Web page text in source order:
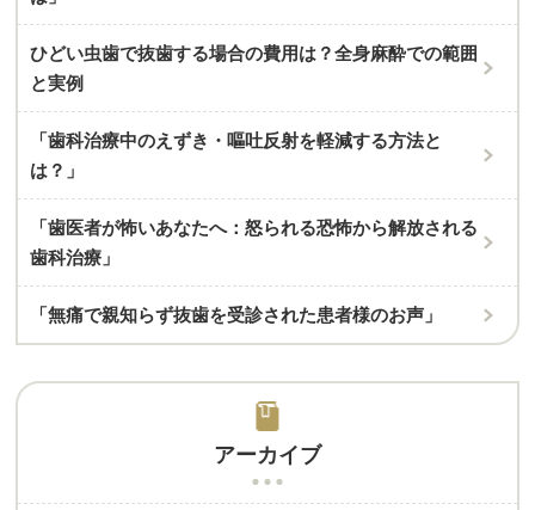
ひどい虫歯で抜歯する場合の費用は？全身麻酔での範囲
と実例
「歯科治療中のえずき・嘔吐反射を軽減する方法と
は？」
「歯医者が怖いあなたへ：怒られる恐怖から解放される
歯科治療」
「無痛で親知らず抜歯を受診された患者様のお声」
アーカイブ